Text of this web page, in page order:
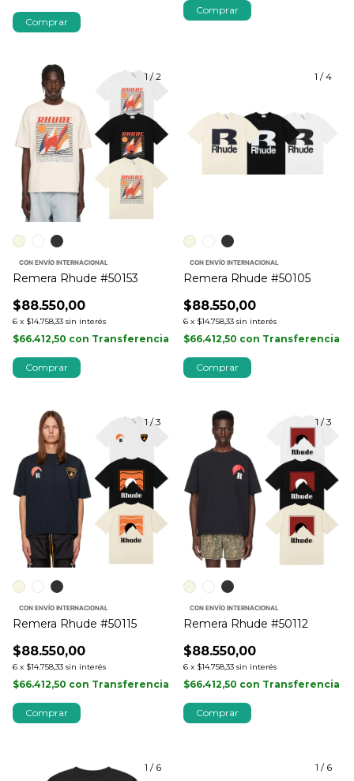
Comprar
Comprar
1 /2
CON ENVÍO INTERNACIONAL
Remera Rhude #50153
$88.550,00
6 x $14.758,33 sin interés
$66.412,50 con Transferencia
Comprar
1 /4
CON ENVÍO INTERNACIONAL
Remera Rhude #50105
$88.550,00
6 x $14.758,33 sin interés
$66.412,50 con Transferencia
Comprar
1 /3
CON ENVÍO INTERNACIONAL
Remera Rhude #50115
$88.550,00
6 x $14.758,33 sin interés
$66.412,50 con Transferencia
Comprar
1 /3
CON ENVÍO INTERNACIONAL
Remera Rhude #50112
$88.550,00
6 x $14.758,33 sin interés
$66.412,50 con Transferencia
Comprar
1 / 6 1 / 6